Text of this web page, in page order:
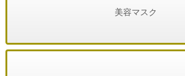
美容マスク